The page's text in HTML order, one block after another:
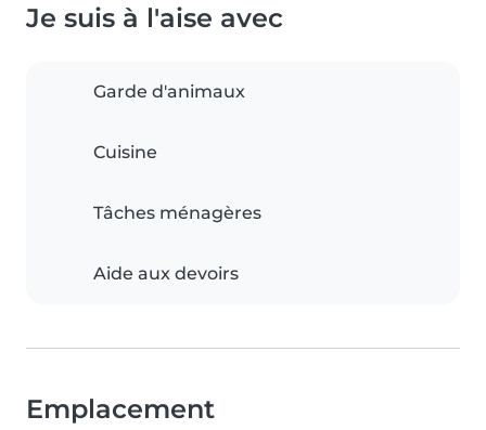
Je suis à l'aise avec
Garde d'animaux
Cuisine
Tâches ménagères
Aide aux devoirs
Emplacement